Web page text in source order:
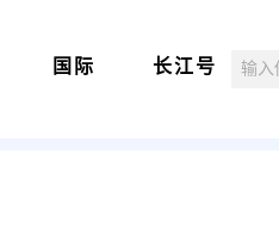
国际 长江号